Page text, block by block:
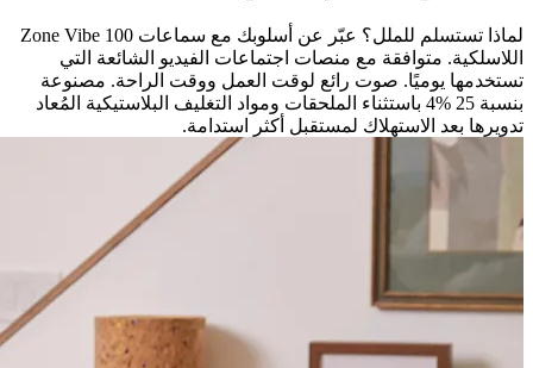
لماذا تستسلم للملل؟ عبّر عن أسلوبك مع سماعات Zone Vibe 100
اللاسلكية. متوافقة مع منصات اجتماعات الفيديو الشائعة التي
تستخدمها يوميًا. صوت رائع لوقت العمل ووقت الراحة. مصنوعة
بنسبة 25 %4 باستثناء الملحقات ومواد التغليف البلاستيكية المُعاد
تدويرها بعد الاستهلاك لمستقبل أكثر استدامة.